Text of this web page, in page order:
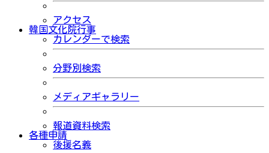
アクセス
韓国文化院行事
カレンダーで検索
分野別検索
メディアギャラリー
報道資料検索
各種申請
後援名義